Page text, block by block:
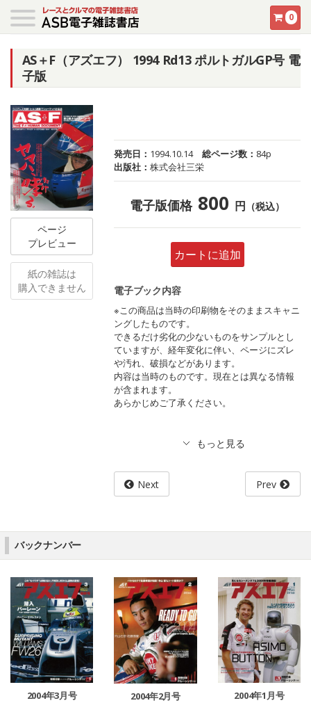
0
AS＋F（アズエフ） 1994 Rd13 ポルトガルGP号 電
子版
ページ
プレビュー
紙の雑誌は
購入できません
発売日： 1994.10.14 総ページ数： 84p
出版社：株式会社三栄
電子版価格 800 円 （税込）
カートに追加
電子ブック内容
※この商品は当時の印刷物をそのままスキャニ
ングしたものです。
できるだけ劣化の少ないものをサンプルとし
ていますが、経年変化に伴い、ページにズレ
や汚れ、破損などがあります。
内容は当時のものです。現在とは異なる情報
が含まれます。
あらかじめご了承ください。
Next Prev
バックナンバー
2004年3月号 2004年2月号 2004年1月号